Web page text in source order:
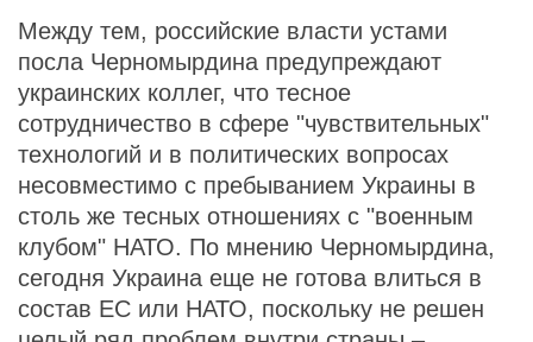
Между тем, российские власти устами
посла Черномырдина предупреждают
украинских коллег, что тесное
сотрудничество в сфере "чувствительных"
технологий и в политических вопросах
несовместимо с пребыванием Украины в
столь же тесных отношениях с "военным
клубом" НАТО. По мнению Черномырдина,
сегодня Украина еще не готова влиться в
состав ЕС или НАТО, поскольку не решен